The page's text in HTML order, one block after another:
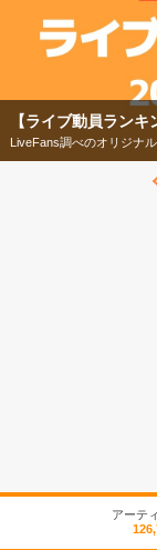
【ライブ動員ランキ
LiveFans調べのオリジナル
アーテ